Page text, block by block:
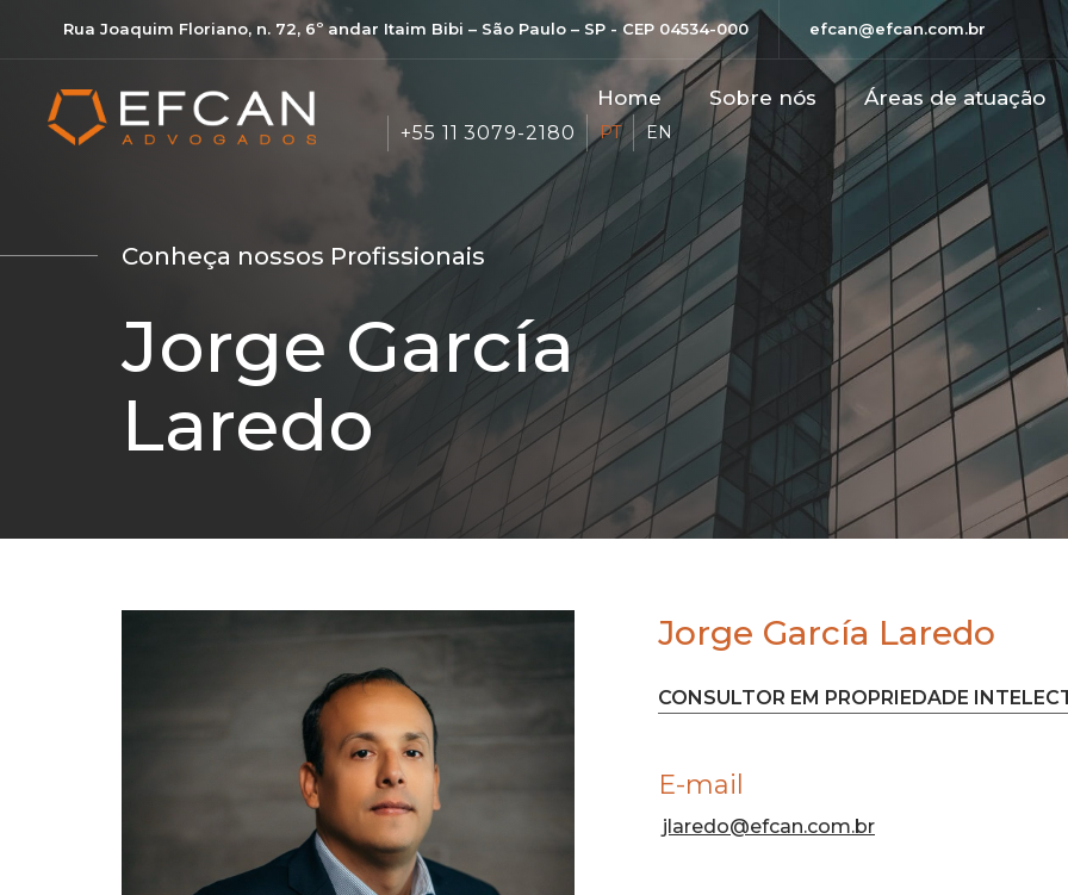
Rua Joaquim Floriano, n. 72, 6º andar Itaim Bibi – São Paulo – SP - CEP 04534-000 efcan@efcan.com.br
Home Sobre nós Áreas de atuação
+55 11 3079-2180 PT EN
Conheça nossos Profissionais
Jorge García
Laredo
Jorge García Laredo
CONSULTOR EM PROPRIEDADE
E-mail
jlaredo@efcan.com.br